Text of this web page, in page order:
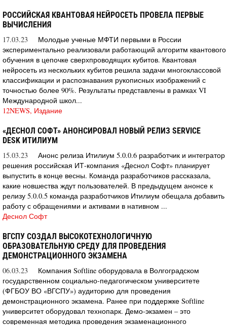
РОССИЙСКАЯ КВАНТОВАЯ НЕЙРОСЕТЬ ПРОВЕЛА ПЕРВЫЕ
ВЫЧИСЛЕНИЯ
17.03.23
Молодые ученые МФТИ первыми в России
экспериментально реализовали работающий алгоритм квантового
обучения в цепочке сверхпроводящих кубитов. Квантовая
нейросеть из нескольких кубитов решила задачи многоклассовой
классификации и распознавания рукописных изображений с
точностью более 90%. Результаты представлены в рамках VI
Международной школ...
12NEWS, Издание
«ДЕСНОЛ СОФТ» АНОНСИРОВАЛ НОВЫЙ РЕЛИЗ SERVICE
DESK ИТИЛИУМ
15.03.23
Анонс релиза Итилиум 5.0.0.6 разработчик и интегратор
решения российская ИТ-компания «Деснол Софт» планирует
выпустить в конце весны. Команда разработчиков рассказала,
какие новшества ждут пользователей. В предыдущем анонсе к
релизу 5.0.0.5 команда разработчиков Итилиум обещала добавить
работу с обращениями и активами в нативном ...
Деснол Софт
ВГСПУ СОЗДАЛ ВЫСОКОТЕХНОЛОГИЧНУЮ
ОБРАЗОВАТЕЛЬНУЮ СРЕДУ ДЛЯ ПРОВЕДЕНИЯ
ДЕМОНСТРАЦИОННОГО ЭКЗАМЕНА
06.03.23
Компания Softline оборудовала в Волгоградском
государственном социально-педагогическом университете
(ФГБОУ ВО «ВГСПУ») аудиторию для проведения
демонстрационного экзамена. Ранее при поддержке Softline
университет оборудовал технопарк. Демо-экзамен – это
современная методика проведения экзаменационного